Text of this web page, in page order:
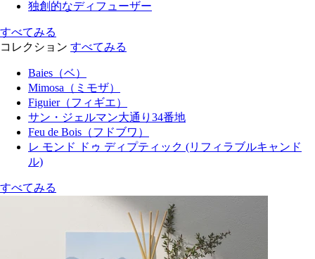
独創的なディフューザー
すべてみる
コレクション すべてみる
Baies（ベ）
Mimosa（ミモザ）
Figuier（フィギエ）
サン・ジェルマン大通り34番地
Feu de Bois（フドブワ）
レ モンド ドゥ ディプティック (リフィラブルキャンド
ル)
すべてみる